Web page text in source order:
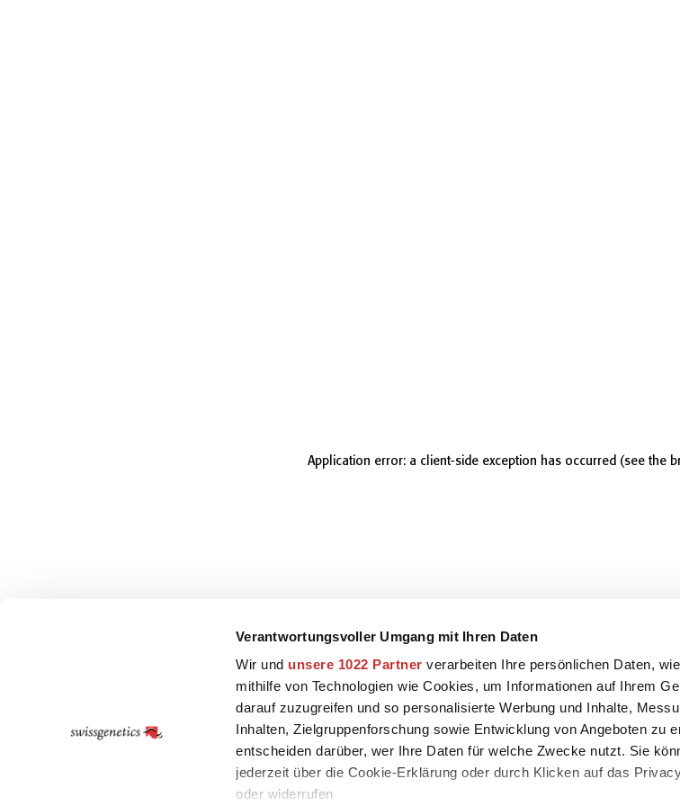
Verantwortungsvoller Umgang mit Ihren Daten
Wir und unsere 1022 Partner verarbeiten Ihre persönlichen Daten,
mithilfe von Technologien wie Cookies, um Informationen auf Ihrem
darauf zuzugreifen und so personalisierte Werbung und Inhalte,
Inhalten, Zielgruppenforschung sowie Entwicklung von Angeboten zu
entscheiden darüber, wer Ihre Daten für welche Zwecke nutzt. Sie
jederzeit über die Cookie-Erklärung oder durch Klicken auf das
oder widerrufen
Application error: a client-side exception has occurred (see